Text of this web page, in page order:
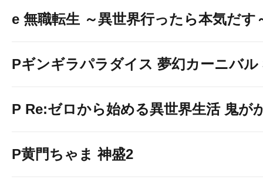
e 無職転生 ～異世界行ったら本気だす
Pギンギラパラダイス 夢幻カーニバル
P Re:ゼロから始める異世界生活 鬼が
P黄門ちゃま 神盛2